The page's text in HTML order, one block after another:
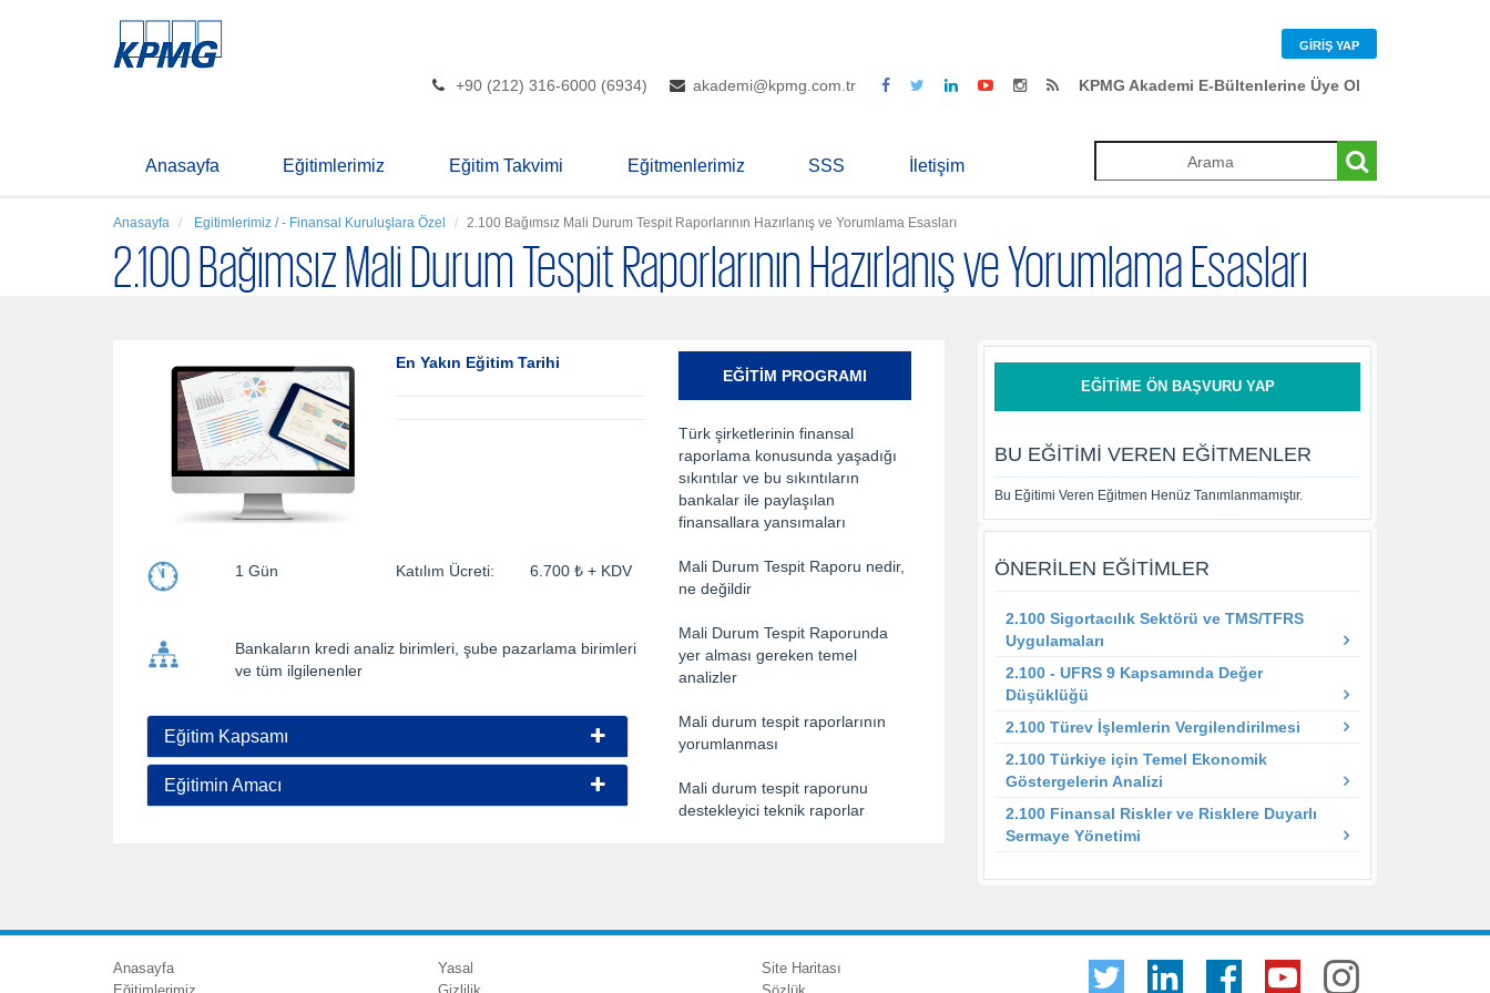
GIRIŞ YAP
+90 (212) 316-6000 (6934) akademi@kpmg.com.tr KPMG Akademi E-Bültenlerine Üye Ol
Anasayfa Eğitimlerimiz Eğitim Takvimi Eğitmenlerimiz SSS İletişim
Anasayfa Egitimlerimiz / - Finansal Kuruluşlara Özel 2.100 Bağımsız Mali Durum Tespit Raporlarının Hazırlanış ve Yorumlama Esasları
2.100 Bağımsız Mali Durum Tespit Raporlarının Hazırlanış ve Yorumlama Esasları
En Yakın Eğitim Tarihi
1 Gün Katılım Ücreti: 6.700 ₺ + KDV
Bankaların kredi analiz birimleri, şube pazarlama birimleri
ve tüm ilgilenenler
Eğitim Kapsamı
Eğitimin Amacı
EĞITIM PROGRAMI
Türk şirketlerinin finansal
raporlama konusunda yaşadığı
sıkıntılar ve bu sıkıntıların
bankalar ile paylaşılan
finansallara yansımaları
Mali Durum Tespit Raporu nedir,
ne değildir
Mali Durum Tespit Raporunda
yer alması gereken temel
analizler
Mali durum tespit raporlarının
yorumlanması
Mali durum tespit raporunu
destekleyici teknik raporlar
EĞITIME ÖN BAŞVURU YAP
BU EĞITIMI VEREN EĞITMENLER
Bu Eğitimi Veren Eğitmen Henüz Tanımlanmamıştır.
ÖNERILEN EĞITIMLER
2.100 Sigortacılık Sektörü ve TMS/TFRS
Uygulamaları
2.100 - UFRS 9 Kapsamında Değer
Düşüklüğü
2.100 Türev İşlemlerin Vergilendirilmesi
2.100 Türkiye için Temel Ekonomik
Göstergelerin Analizi
2.100 Finansal Riskler ve Risklere Duyarlı
Sermaye Yönetimi
Anasayfa
Yasal
Site Haritası